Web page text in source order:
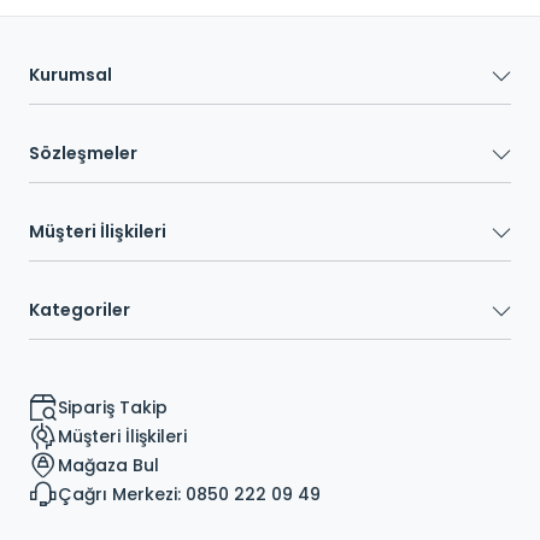
Kurumsal
Sözleşmeler
Müşteri İlişkileri
Kategoriler
Sipariş Takip
Müşteri İlişkileri
Mağaza Bul
Çağrı Merkezi: 0850 222 09 49